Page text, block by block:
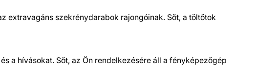
extravagáns szekrénydarabok rajongóinak. Sőt, a töltőtok
a hívásokat. Sőt, az Ön rendelkezésére áll a fényképezőgép